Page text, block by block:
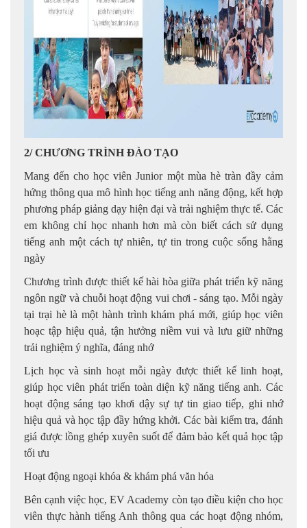
2/ CHƯƠNG TRÌNH ĐÀO TẠO
Mang đến cho học viên Junior một mùa hè tràn đầy cảm
hứng thông qua mô hình học tiếng anh năng động, kết hợp
phương pháp giảng dạy hiện đại và trải nghiệm thực tế. Các
em không chỉ học nhanh hơn mà còn biết cách sử dụng
tiếng anh một cách tự nhiên, tự tin trong cuộc sống hằng
ngày
Chương trình được thiết kế hài hòa giữa phát triển kỹ năng
ngôn ngữ và chuỗi hoạt động vui chơi - sáng tạo. Mỗi ngày
tại trại hè là một hành trình khám phá mới, giúp học viên
hoạc tập hiệu quả, tận hưởng niềm vui và lưu giữ những
trải nghiệm ý nghĩa, đáng nhớ
Lịch học và sinh hoạt mỗi ngày được thiết kế linh hoạt,
giúp học viên phát triển toàn diện kỹ năng tiếng anh. Các
hoạt động sáng tạo khơi dậy sự tự tin giao tiếp, ghi nhớ
hiệu quả và học tập đầy hứng khởi. Các bài kiểm tra, đánh
giá được lồng ghép xuyên suốt để đảm bảo kết quả học tập
tối ưu
Hoạt động ngoại khóa & khám phá văn hóa
Bên cạnh việc học, EV Academy còn tạo điều kiện cho học
viên thực hành tiếng Anh thông qua các hoạt động nhóm,